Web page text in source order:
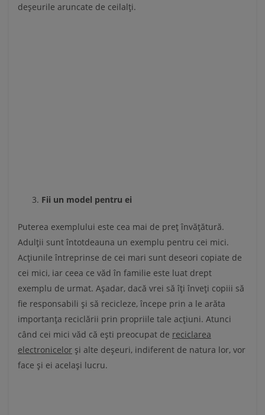
deșeurile aruncate de ceilalți.
Fii un model pentru ei
Puterea exemplului este cea mai de preț învățătură.
Adulții sunt întotdeauna un exemplu pentru cei mici.
Acțiunile întreprinse de cei mari sunt deseori copiate de
cei mici, iar ceea ce văd în familie este luat drept
exemplu de urmat. Așadar, dacă vrei să îți înveți copiii să
fie responsabili și să recicleze, începe prin a le arăta
importanța reciclării prin propriile tale acțiuni. Atunci
când cei mici văd că ești preocupat de reciclarea
electronicelor și alte deșeuri, indiferent de natura lor, vor
face și ei același lucru.